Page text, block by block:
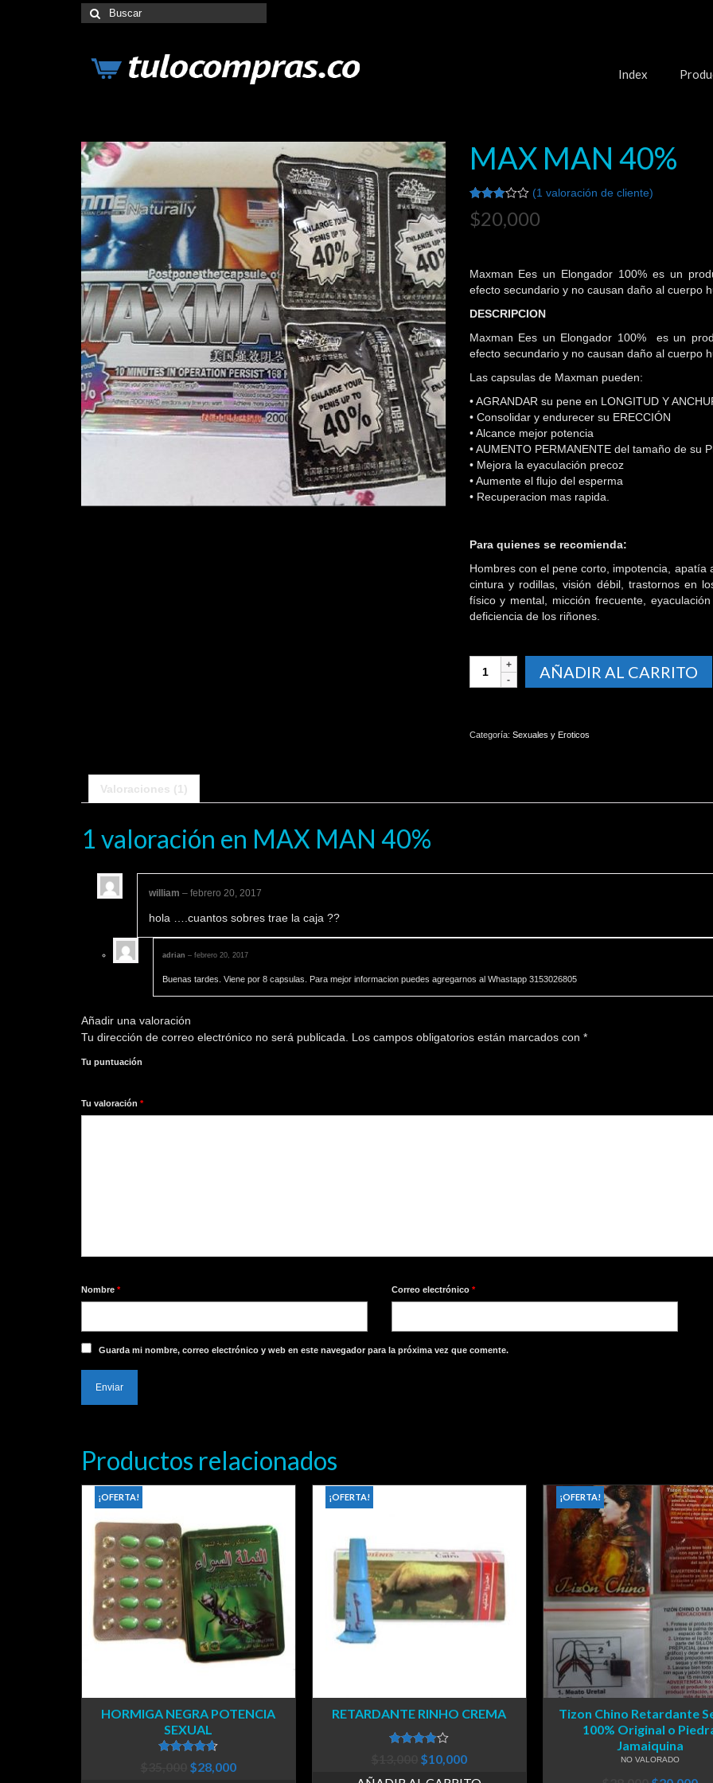
Buscar
por:
Index
MAX MAN 40%
Valorado
3.00
sobre
puntuación
de
(1 valoración de cliente)
$20,000
Maxman Ees un Elongador 100% es un
efecto secundario y no causan daño al cuerpo
DESCRIPCION
Maxman Ees un Elongador 100% es un
efecto secundario y no causan daño al cuerpo
Las capsulas de Maxman pueden:
• AGRANDAR su pene en LONGITUD Y
• Consolidar y endurecer su ERECCIÓN
• Alcance mejor potencia
• AUMENTO PERMANENTE del tamaño de su
• Mejora la eyaculación precoz
• Aumente el flujo del esperma
• Recuperacion mas rapida.
Para quienes se recomienda:
Hombres con el pene corto, impotencia,
cintura y rodillas, visión débil, trastornos en
físico y mental, micción frecuente,
deficiencia de los riñones.
MAN
AÑADIR AL CARRITO
Categoría: Sexuales y Eroticos
Valoraciones (1)
1 valoración en MAX MAN 40%
william – febrero 20, 2017
hola ….cuantos sobres trae la caja ??
adrian – febrero 20, 2017
Buenas tardes. Viene por 8 capsulas. Para mejor informacion puedes agregarnos al Whastapp 3153026805
Añadir una valoración
Tu dirección de correo electrónico no será publicada.
Los campos obligatorios están marcados con *
Tu puntuación
Tu valoración *
Nombre * Correo electrónico *
Guarda mi nombre, correo electrónico y web en este navegador para la próxima vez que comente.
Productos relacionados
¡OFERTA!
HORMIGA NEGRA POTENCIA
SEXUAL
Valorado en
de 5
$28,000
¡OFERTA!
RETARDANTE RINHO CREMA
Valorado
4.00de
5
$10,000
¡OFERTA!
Tizon Chino Retardante
100% Original o
Jamaiquina
NO VALORADO